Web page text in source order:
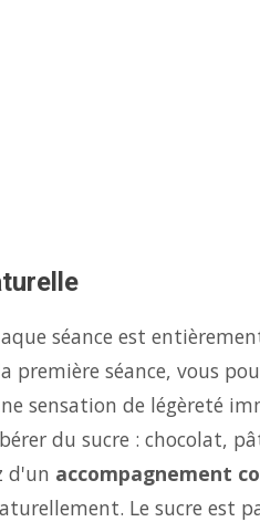
séance est
première séance, vous
sensation de légèreté
du sucre : chocolat,
d'un accompagnement
Le sucre est